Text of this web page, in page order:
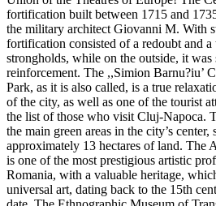
fortification built between 1715 and
the military architect Giovanni M. With
fortification consisted of a redoubt and
strongholds, while on the outside, it was
reinforcement. The ,,Simion Barnu?iu’
Park, as it is also called, is a true
of the city, as well as one of the tourist
the list of those who visit Cluj-Napoca.
the main green areas in the city’s center,
approximately 13 hectares of land. The
is one of the most prestigious artistic
Romania, with a valuable heritage,
universal art, dating back to the 15th